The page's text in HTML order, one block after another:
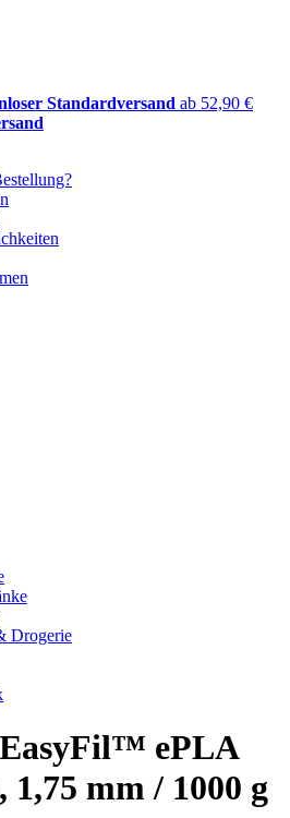
Standardversand ab 52,90 €
Drogerie
EasyFil™ ePLA
1,75 mm / 1000 g